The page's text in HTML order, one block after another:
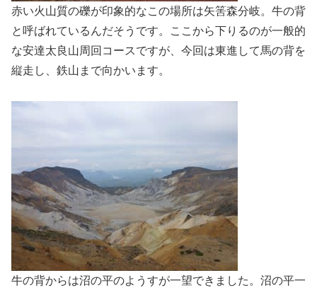
赤い火山質の礫が印象的なこの場所は矢筈森分岐。牛の背
と呼ばれているんだそうです。ここから下りるのが一般的
な安達太良山周回コースですが、今回は東進して馬の背を
縦走し、鉄山まで向かいます。
牛の背からは沼の平のようすが一望できました。沼の平一